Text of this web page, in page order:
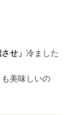
せ」 冷ました
も美味しいの